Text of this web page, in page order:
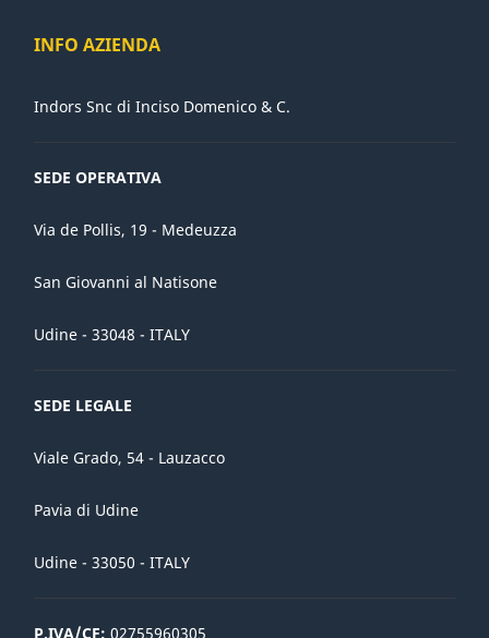
INFO AZIENDA
Indors Snc di Inciso Domenico & C.
SEDE OPERATIVA
Via de Pollis, 19 - Medeuzza
San Giovanni al Natisone
Udine - 33048 - ITALY
SEDE LEGALE
Viale Grado, 54 - Lauzacco
Pavia di Udine
Udine - 33050 - ITALY
P.IVA/CF: 02755960305